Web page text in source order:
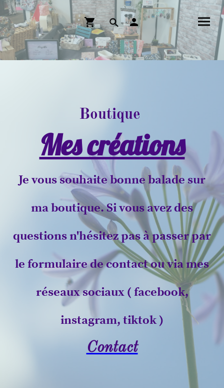
Boutique
Mes créations
Je vous souhaite bonne balade sur
ma boutique. Si vous avez des
questions n'hésitez pas à passer par
le formulaire de contact ou via mes
réseaux sociaux ( facebook,
instagram, tiktok )
Contact